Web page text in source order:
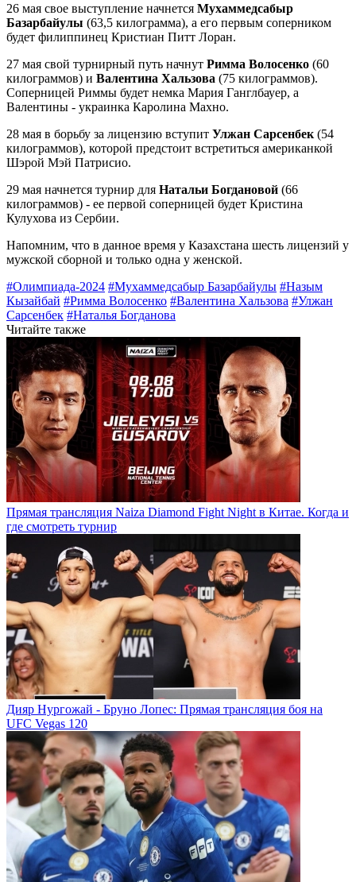
26 мая свое выступление начнется Мухаммедсабыр
Базарбайулы (63,5 килограмма), а его первым соперником
будет филиппинец Кристиан Питт Лоран.
27 мая свой турнирный путь начнут Римма Волосенко (60
килограммов) и Валентина Хальзова (75 килограммов).
Соперницей Риммы будет немка Мария Ганглбауер, а
Валентины - украинка Каролина Махно.
28 мая в борьбу за лицензию вступит Улжан Сарсенбек (54
килограммов), которой предстоит встретиться американкой
Шэрой Мэй Патрисио.
29 мая начнется турнир для Натальи Богдановой (66
килограммов) - ее первой соперницей будет Кристина
Кулухова из Сербии.
Напомним, что в данное время у Казахстана шесть лицензий у
мужской сборной и только одна у женской.
#Олимпиада-2024 #Мухаммедсабыр Базарбайулы #Назым
Кызайбай #Римма Волосенко #Валентина Хальзова #Улжан
Сарсенбек #Наталья Богданова
Читайте также
Прямая трансляция Naiza Diamond Fight Night в Китае. Когда и
где смотреть турнир
Дияр Нургожай - Бруно Лопес: Прямая трансляция боя на
UFC Vegas 120